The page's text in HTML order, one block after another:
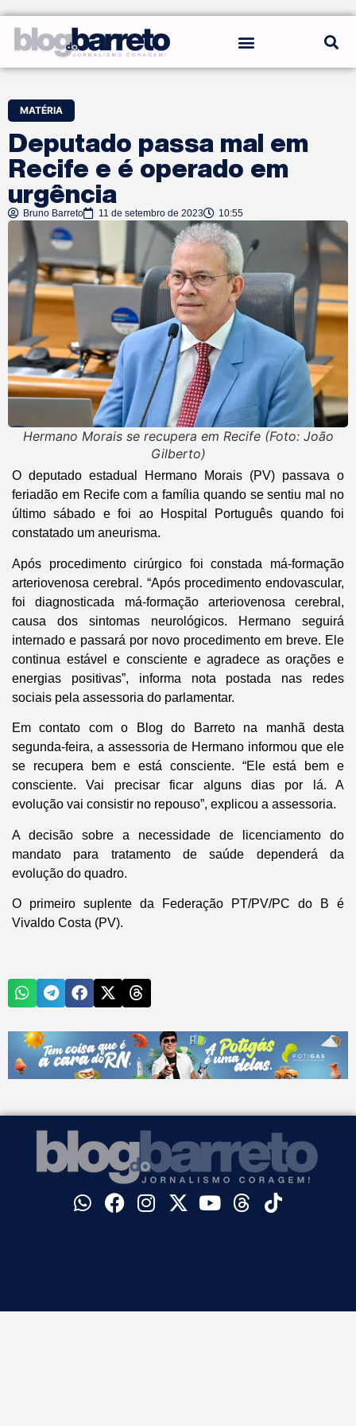
MATÉRIA
Deputado passa mal em
Recife e é operado em
urgência
Bruno Barreto 11 de setembro de 2023 10:55
Hermano Morais se recupera em Recife (Foto: João
Gilberto)
O deputado estadual Hermano Morais (PV) passava o
feriadão em Recife com a família quando se sentiu mal no
último sábado e foi ao Hospital Português quando foi
constatado um aneurisma.
Após procedimento cirúrgico foi constada má-formação
arteriovenosa cerebral. “Após procedimento endovascular,
foi diagnosticada má-formação arteriovenosa cerebral,
causa dos sintomas neurológicos. Hermano seguirá
internado e passará por novo procedimento em breve. Ele
continua estável e consciente e agradece as orações e
energias positivas”, informa nota postada nas redes
sociais pela assessoria do parlamentar.
Em contato com o Blog do Barretona manhã desta
segunda-feira, a assessoria de Hermano informou que ele
se recupera bem e está consciente. “Ele está bem e
consciente. Vai precisar ficar alguns dias por lá. A
evolução vai consistir no repouso”, explicou a assessoria.
A decisão sobre a necessidade de licenciamento do
mandato para tratamento de saúde dependerá da
evolução do quadro.
O primeiro suplente da Federação PT/PV/PC do B é
Vivaldo Costa (PV).